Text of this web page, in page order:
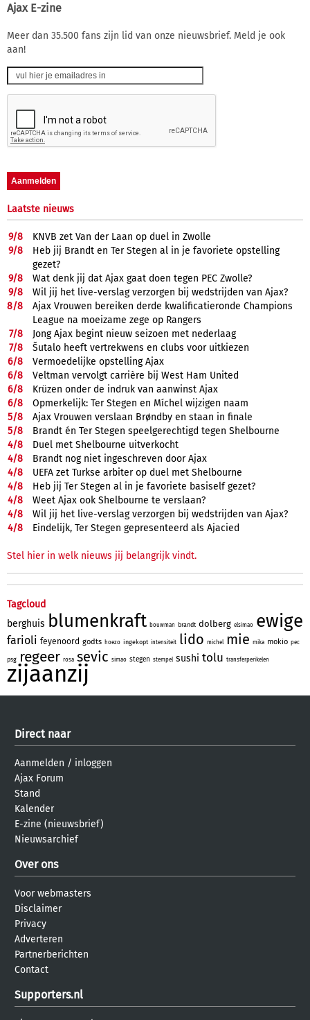
Ajax E-zine
Meer dan 35.500 fans zijn lid van onze nieuwsbrief. Meld je ook
aan!
Laatste nieuws
9/8
KNVB zet Van der Laan op duel in Zwolle
9/8
Heb jij Brandt en Ter Stegen al in je favoriete opstelling
gezet?
9/8
Wat denk jij dat Ajax gaat doen tegen PEC Zwolle?
9/8
Wil jij het live-verslag verzorgen bij wedstrijden van Ajax?
8/8
Ajax Vrouwen bereiken derde kwalificatieronde Champions
League na moeizame zege op Rangers
7/8
Jong Ajax begint nieuw seizoen met nederlaag
7/8
Šutalo heeft vertrekwens en clubs voor uitkiezen
6/8
Vermoedelijke opstelling Ajax
6/8
Veltman vervolgt carrière bij West Ham United
6/8
Krüzen onder de indruk van aanwinst Ajax
6/8
Opmerkelijk: Ter Stegen en Míchel wijzigen naam
5/8
Ajax Vrouwen verslaan Brøndby en staan in finale
5/8
Brandt én Ter Stegen speelgerechtigd tegen Shelbourne
4/8
Duel met Shelbourne uitverkocht
4/8
Brandt nog niet ingeschreven door Ajax
4/8
UEFA zet Turkse arbiter op duel met Shelbourne
4/8
Heb jij Ter Stegen al in je favoriete basiself gezet?
4/8
Weet Ajax ook Shelbourne te verslaan?
4/8
Wil jij het live-verslag verzorgen bij wedstrijden van Ajax?
4/8 Eindelijk, Ter Stegen gepresenteerd als Ajacied
Stel hier in welk nieuws jij belangrijk vindt.
Tagcloud
berghuis blumenkraft bouwman brandt dolberg elsimao ewige
farioli feyenoord godts hoezo ingekopt intensiteit lido michel mie mika mokio pec
psg regeer rosa sevic simao stegen stempel sushi tolu transferperikelen
zijaanzij
Direct naar
Aanmelden / inloggen
Ajax Forum
Stand
Kalender
E-zine (nieuwsbrief)
Nieuwsarchief
Over ons
Voor webmasters
Disclaimer
Privacy
Adverteren
Partnerberichten
Contact
Supporters.nl